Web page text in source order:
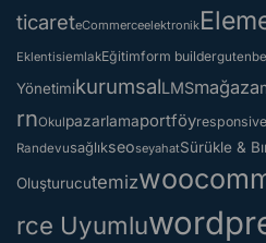
ticareteCommerceelektronik
EklentisiemlakEğitimform builder
YönetimikurumsalLMSmağaza
rnOkulpazarlamaportföyresponsive
RandevusağlıkseoseyahatSürükle &
Oluşturucutemiz
rce Uyumlu